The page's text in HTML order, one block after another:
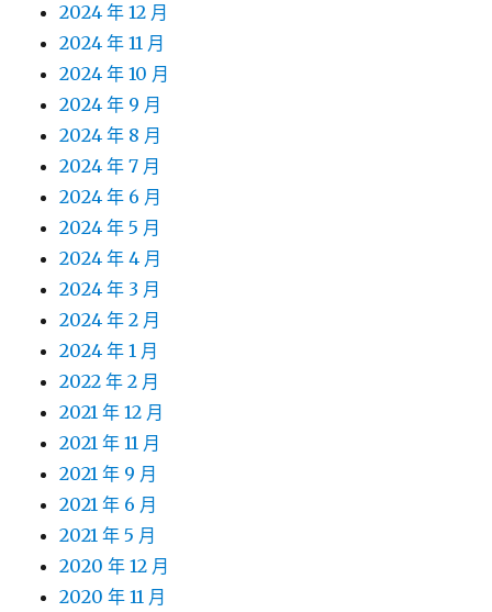
2024 年 12 月
2024 年 11 月
2024 年 10 月
2024 年 9 月
2024 年 8 月
2024 年 7 月
2024 年 6 月
2024 年 5 月
2024 年 4 月
2024 年 3 月
2024 年 2 月
2024 年 1 月
2022 年 2 月
2021 年 12 月
2021 年 11 月
2021 年 9 月
2021 年 6 月
2021 年 5 月
2020 年 12 月
2020 年 11 月